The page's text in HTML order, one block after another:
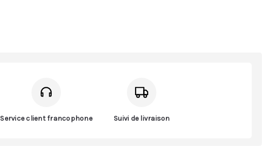
Service client francophone Suivi de livraison